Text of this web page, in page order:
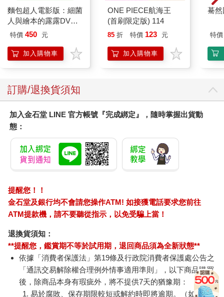
麵包超人電影版：細菌
人與繪本的露露DVD-
平裝版
特價 450 元
加入購物車
ONE PIECE航海王
(首刷限定版) 114
85 折 特價 123 元
加入購物車
驀
特價
訂購/退換貨須知
加入金石堂 LINE 官方帳號『完成綁定』，隨時掌握出貨動
態：
提醒您！！
金石堂及銀行均不會請您操作ATM! 如接獲電話要求您前往
ATM提款機，請不要聽從指示，以免受騙上當！
退換貨須知：
**提醒您，鑑賞期不等於試用期，退回商品須為全新狀態**
依據「消費者保護法」第19條及行政院消費者保護處公告之
「通訊交易解除權合理例外情事適用準則」，以下商品購買
後，除商品本身有瑕疵外，將不提供7天的猶豫期：
易於腐敗、保存期限較短或解約時即將逾期。（如：生